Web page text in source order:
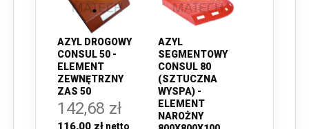
AZYL DROGOWY
CONSUL 50 -
ELEMENT
ZEWNĘTRZNY
ZAS 50
142,68 zł
116,00 zł
AZYL
SEGMENTOWY
CONSUL 80
(SZTUCZNA
WYSPA) -
ELEMENT
NAROŻNY